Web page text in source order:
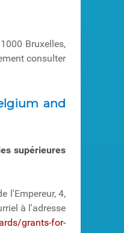
Bruxelles,
consulter
and
supérieures
l'Empereur, 4,
à l'adresse
grants-for-